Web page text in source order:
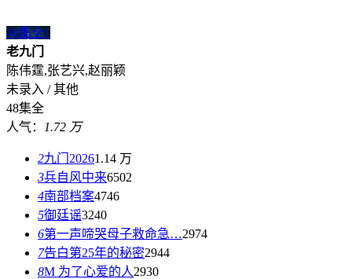
48集全1
老九门
陈伟霆,张艺兴,赵丽颖
未录入 / 其他
48集全
人气：
1.72 万
2九门20261.14 万
3兵自风中来6502
4南部档案4746
5御廷谣3240
6第一声啼哭母子救命急…2974
7告白第25年的秘密2944
8M 为了心爱的人2930